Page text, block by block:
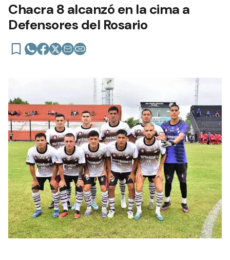
Chacra 8 alcanzó en la cima a
Defensores del Rosario